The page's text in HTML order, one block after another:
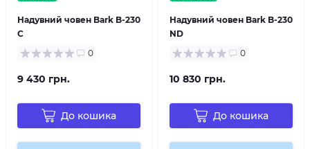
Надувний човен Bark B-230
C
0
9 430 грн.
До кошика
Надувний човен Bark B-230
ND
0
10 830 грн.
До кошика